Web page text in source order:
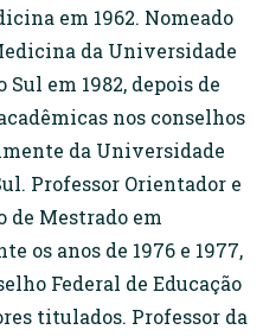
em 1962. Nomeado
da Universidade
Sul em 1982, depois de
nos conselhos
da Universidade
Professor Orientador e
de Mestrado em
os anos de 1976 e 1977,
Federal de Educação
titulados. Professor da